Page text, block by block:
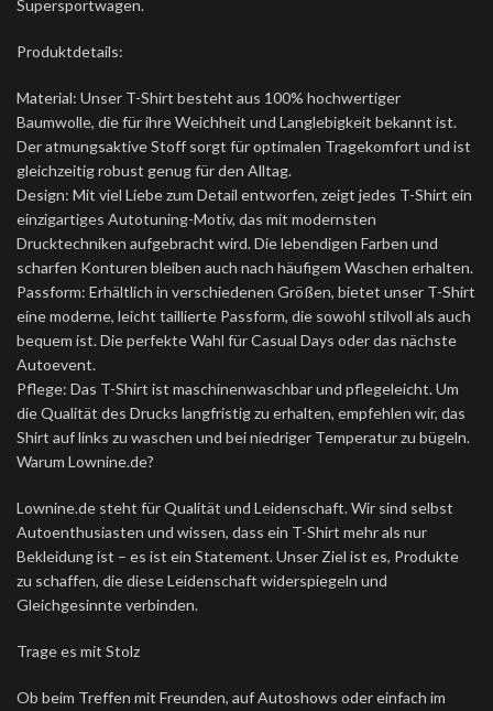
Supersportwagen.
Produktdetails:
Material: Unser T-Shirt besteht aus 100% hochwertiger
Baumwolle, die für ihre Weichheit und Langlebigkeit bekannt ist.
Der atmungsaktive Stoff sorgt für optimalen Tragekomfort und ist
gleichzeitig robust genug für den Alltag.
Design: Mit viel Liebe zum Detail entworfen, zeigt jedes T-Shirt ein
einzigartiges Autotuning-Motiv, das mit modernsten
Drucktechniken aufgebracht wird. Die lebendigen Farben und
scharfen Konturen bleiben auch nach häufigem Waschen erhalten.
Passform: Erhältlich in verschiedenen Größen, bietet unser T-Shirt
eine moderne, leicht taillierte Passform, die sowohl stilvoll als auch
bequem ist. Die perfekte Wahl für Casual Days oder das nächste
Autoevent.
Pflege: Das T-Shirt ist maschinenwaschbar und pflegeleicht. Um
die Qualität des Drucks langfristig zu erhalten, empfehlen wir, das
Shirt auf links zu waschen und bei niedriger Temperatur zu bügeln.
Warum Lownine.de?
Lownine.de steht für Qualität und Leidenschaft. Wir sind selbst
Autoenthusiasten und wissen, dass ein T-Shirt mehr als nur
Bekleidung ist – es ist ein Statement. Unser Ziel ist es, Produkte
zu schaffen, die diese Leidenschaft widerspiegeln und
Gleichgesinnte verbinden.
Trage es mit Stolz
Ob beim Treffen mit Freunden, auf Autoshows oder einfach im